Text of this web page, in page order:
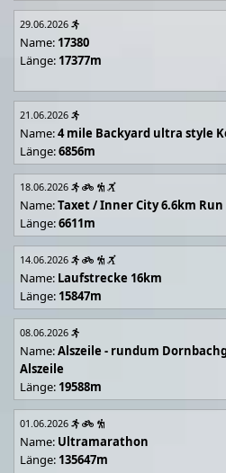
29.06.2026
Name: 17380
Länge: 17377m
21.06.2026
Name:4 mile Backyard ultra style
Länge:6856m
18.06.2026
Name:Taxet / Inner City 6.6km Run
Länge:6611m
14.06.2026
Name: Laufstrecke 16km
Länge: 15847m
08.06.2026
Name:Alszeile - rundum
Alszeile
Länge: 19588m
01.06.2026
Name: Ultramarathon
Länge: 135647m